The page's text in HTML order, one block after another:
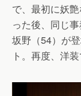
で、最初に妖
った後、同じ
坂野（54）が
ト。再度、洋